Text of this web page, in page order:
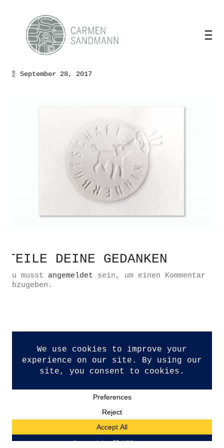
September 28, 2017
TEILE DEINE GEDANKEN
Du musst angemeldet sein, um einen Kommentar
abzugeben.
© Copyright 2026. All Rights Reserved.